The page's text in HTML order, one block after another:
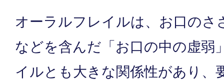
オーラルフレイルは、お口のさ
などを含んだ「お口の中の虚弱
イルとも大きな関係性があり、